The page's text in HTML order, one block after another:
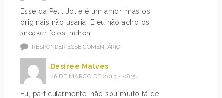
Esse da Petit Jolie é um amor, mas os
originais não usaria! E eu não acho os
sneaker feios! heheh
RESPONDER ESSE COMENTÁRIO
Desiree Malves
26 DE MARÇO DE 2013 - 08:54
Eu, particularmente, não sou muito fã de